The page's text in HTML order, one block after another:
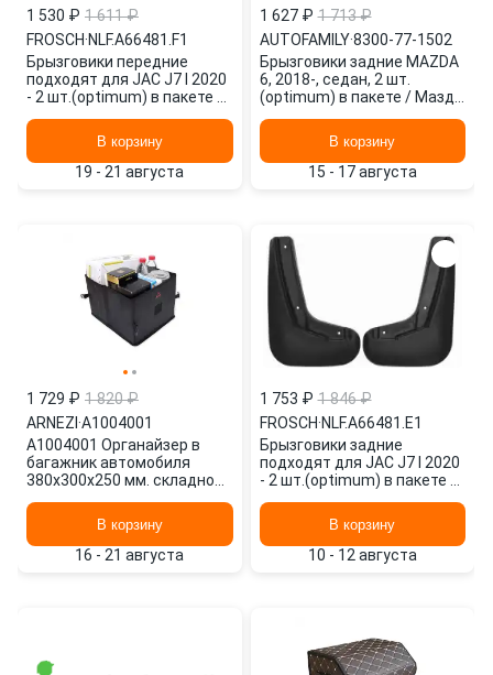
1 530 ₽ 1 611 ₽
FROSCH·NLF.A66481.F1
Брызговики передние
подходят для JAC J7 I 2020
- 2 шт.(optimum) в пакете /
FROSCH
В корзину
19 - 21 августа
1 627 ₽ 1 713 ₽
AUTOFAMILY·8300-77-1502
Брызговики задние MAZDA
6, 2018-, седан, 2 шт.
(optimum) в пакете / Мазда
В корзину
15 - 17 августа
1 729 ₽ 1 820 ₽
ARNEZI ·A1004001
A1004001 Органайзер в
багажник автомобиля
380х300х250 мм. складной
А1004001 В корзину
16 - 21 августа
1 753 ₽ 1 846 ₽
FROSCH·NLF.A66481.E1
Брызговики задние
подходят для JAC J7 I 2020
- 2 шт.(optimum) в пакете /
FROSCH
В корзину
10 - 12 августа